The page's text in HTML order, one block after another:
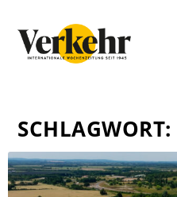
SCHLAGWORT: